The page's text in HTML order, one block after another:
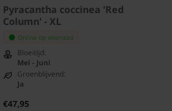
Pyracantha coccinea 'Red
Column' - XL
Online op voorraad
Bloeitijd:
Mei - Juni
Groenblijvend:
Ja
€47,95